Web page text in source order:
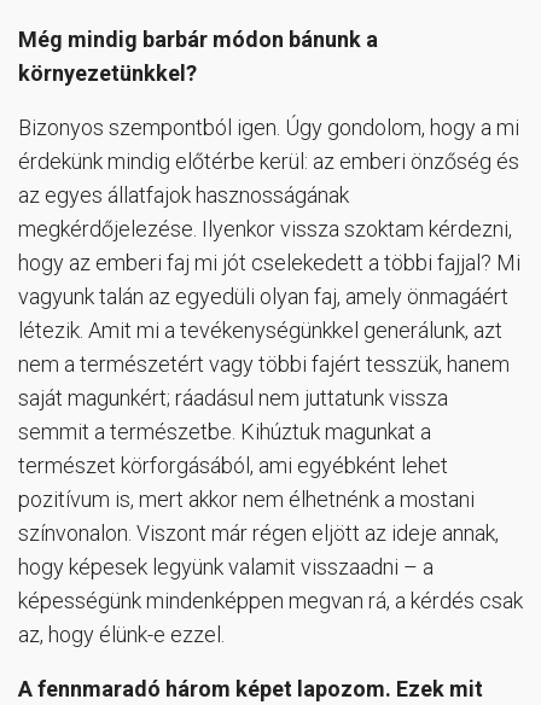
Még mindig barbár módon bánunk a
környezetünkkel?
Bizonyos szempontból igen. Úgy gondolom, hogy a mi
érdekünk mindig előtérbe kerül: az emberi önzőség és
az egyes állatfajok hasznosságának
megkérdőjelezése. Ilyenkor vissza szoktam kérdezni,
hogy az emberi faj mi jót cselekedett a többi fajjal? Mi
vagyunk talán az egyedüli olyan faj, amely önmagáért
létezik. Amit mi a tevékenységünkkel generálunk, azt
nem a természetért vagy többi fajért tesszük, hanem
saját magunkért; ráadásul nem juttatunk vissza
semmit a természetbe. Kihúztuk magunkat a
természet körforgásából, ami egyébként lehet
pozitívum is, mert akkor nem élhetnénk a mostani
színvonalon. Viszont már régen eljött az ideje annak,
hogy képesek legyünk valamit visszaadni – a
képességünk mindenképpen megvan rá, a kérdés csak
az, hogy élünk-e ezzel.
A fennmaradó három képet lapozom. Ezek mit